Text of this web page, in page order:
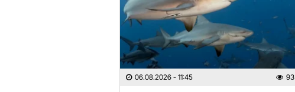
06.08.2026 - 11:45 93